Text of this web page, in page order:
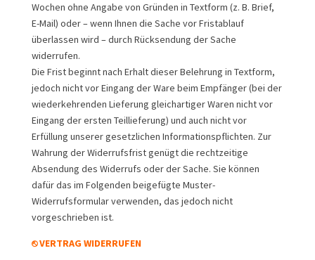
Wochen ohne Angabe von Gründen in Textform (z. B. Brief,
E-Mail) oder – wenn Ihnen die Sache vor Fristablauf
überlassen wird – durch Rücksendung der Sache
widerrufen.
Die Frist beginnt nach Erhalt dieser Belehrung in Textform,
jedoch nicht vor Eingang der Ware beim Empfänger (bei der
wiederkehrenden Lieferung gleichartiger Waren nicht vor
Eingang der ersten Teillieferung) und auch nicht vor
Erfüllung unserer gesetzlichen Informationspflichten. Zur
Wahrung der Widerrufsfrist genügt die rechtzeitige
Absendung des Widerrufs oder der Sache. Sie können
dafür das im Folgenden beigefügte Muster-
Widerrufsformular verwenden, das jedoch nicht
vorgeschrieben ist.
⎋ VERTRAG WIDERRUFEN